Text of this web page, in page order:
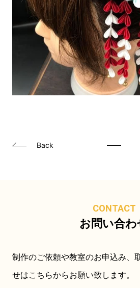
Back
CONTACT
お問い合わ
制作のご依頼や教室のお申込み、
せはこちらからお願い致します。